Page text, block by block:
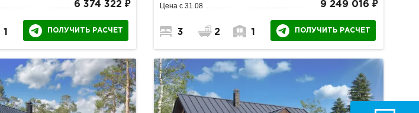
6 374 322 ₽
1 ПОЛУЧИТЬ РАСЧЕТ
Цена с 31.08 9 249 016 ₽
3 2 1 ПОЛУЧИТЬ РАСЧЕТ